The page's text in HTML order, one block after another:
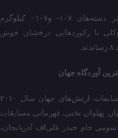
علی اکبر غریب شاهی و احمد امین‌زاده در دسته‌های ۱۰۷- و۱۰۷+ کیلوگرم‌
با رکوردهایی درخشان خوش
آوردگاه جهان
اباذر اسلامی در کارنامه ورزشی خود طلای مسابقات ارتش‌های جهان سال ۲۰۱۰
سومی جام جهان پهلوان تختی، قهرمانی مسابقات
جام حیدر علی‌اف آذربایجان،